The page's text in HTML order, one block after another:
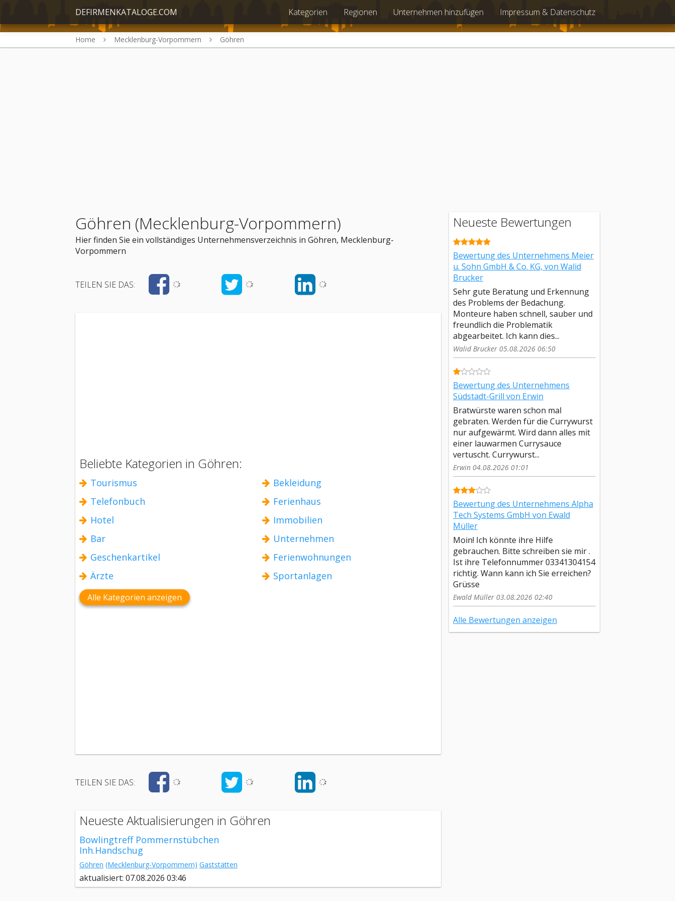
DEFIRMENKATALOGE.COM Kategorien Regionen Unternehmen hinzufügen Impressum & Datenschutz
Home Mecklenburg-Vorpommern Göhren
Göhren (Mecklenburg-Vorpommern)
Hier finden Sie ein vollständiges Unternehmensverzeichnis in Göhren, Mecklenburg-
Vorpommern
TEILEN SIE DAS:
Beliebte Kategorien in Göhren:
Tourismus
Bekleidung
Telefonbuch
Ferienhaus
Hotel
Immobilien
Bar
Unternehmen
Geschenkartikel
Ferienwohnungen
Ärzte
Sportanlagen
Alle Kategorien anzeigen
TEILEN SIE DAS:
Neueste Aktualisierungen in Göhren
Bowlingtreff Pommernstübchen
Inh.Handschug
Göhren (Mecklenburg-Vorpommern) Gaststätten
aktualisiert: 07.08.2026 03:46
Neueste Bewertungen
Bewertung des Unternehmens Meier
u. Sohn GmbH & Co. KG, von Walid
Brucker
Sehr gute Beratung und Erkennung
des Problems der Bedachung.
Monteure haben schnell, sauber und
freundlich die Problematik
abgearbeitet. Ich kann dies...
Walid Brucker 05.08.2026 06:50
Bewertung des Unternehmens
Südstadt-Grill von Erwin
Bratwürste waren schon mal
gebraten. Werden für die Currywurst
nur aufgewärmt. Wird dann alles mit
einer lauwarmen Currysauce
vertuscht. Currywurst...
Erwin 04.08.2026 01:01
Bewertung des Unternehmens Alpha
Tech Systems GmbH von Ewald
Müller
Moin! Ich könnte ihre Hilfe
gebrauchen. Bitte schreiben sie mir .
Ist ihre Telefonnummer 03341304154
richtig. Wann kann ich Sie erreichen?
Grüsse
Ewald Müller 03.08.2026 02:40
Alle Bewertungen anzeigen